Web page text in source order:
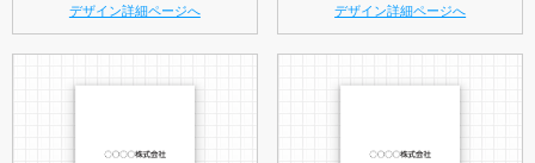
デザイン詳細ページへ デザイン詳細ページへ